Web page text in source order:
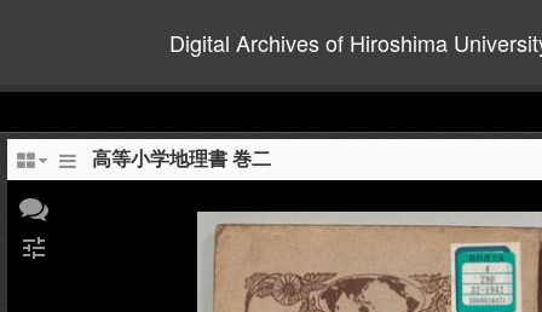
Digital Archives of Hiroshima
高等小学地理書 巻二
tune